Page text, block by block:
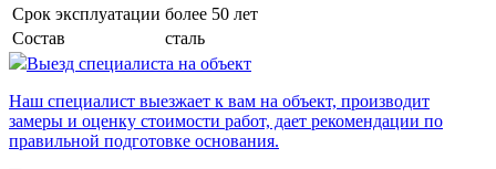
Срок эксплуатации более 50 лет
Состав
сталь
Выезд специалиста на объект
Наш специалист выезжает к вам на объект, производит
замеры и оценку стоимости работ, дает рекомендации по
правильной подготовке основания.